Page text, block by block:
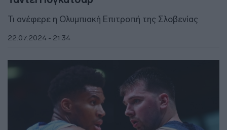
Τι ανέφερε η Ολυμπιακή Επιτροπή της Σλοβενίας
22.07.2024 - 21:34